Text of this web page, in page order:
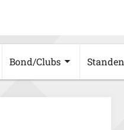
Bond/Clubs Standen